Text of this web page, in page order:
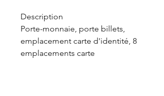
Description
Porte-monnaie, porte billets,
emplacement carte d'identité, 8
emplacements carte